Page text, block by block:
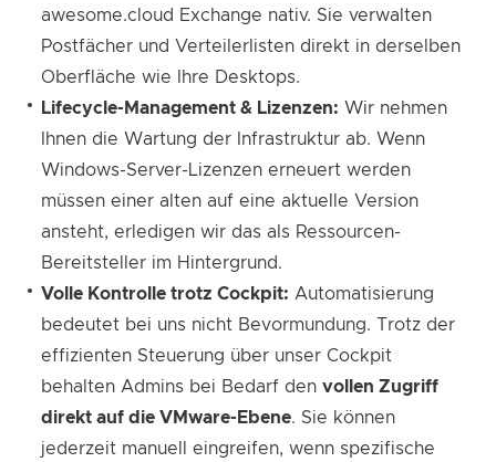
awesome.cloud Exchange nativ. Sie verwalten
Postfächer und Verteilerlisten direkt in derselben
Oberfläche wie Ihre Desktops.
Lifecycle-Management & Lizenzen: Wir nehmen
Ihnen die Wartung der Infrastruktur ab. Wenn
Windows-Server-Lizenzen erneuert werden
müssen einer alten auf eine aktuelle Version
ansteht, erledigen wir das als Ressourcen-
Bereitsteller im Hintergrund.
Volle Kontrolle trotz Cockpit: Automatisierung
bedeutet bei uns nicht Bevormundung. Trotz der
effizienten Steuerung über unser Cockpit
behalten Admins bei Bedarf den vollen Zugriff
direkt auf die VMware-Ebene. Sie können
jederzeit manuell eingreifen, wenn spezifische